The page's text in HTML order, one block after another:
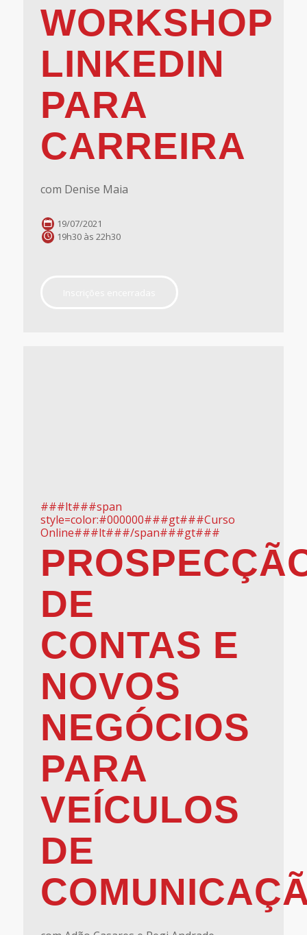
WORKSHOP
LINKEDIN
PARA
CARREIRA
com Denise Maia
19/07/2021
19h30 às 22h30
###lt###span
style=color:#000000###gt###Curso
Online###lt###/span###gt###
DE
CONTAS E
NOVOS
NEGÓCIOS
PARA
VEÍCULOS
DE